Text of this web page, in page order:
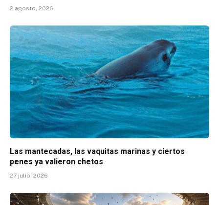
2 agosto, 2026
Las mantecadas, las vaquitas marinas y ciertos
penes ya valieron chetos
27 julio, 2026